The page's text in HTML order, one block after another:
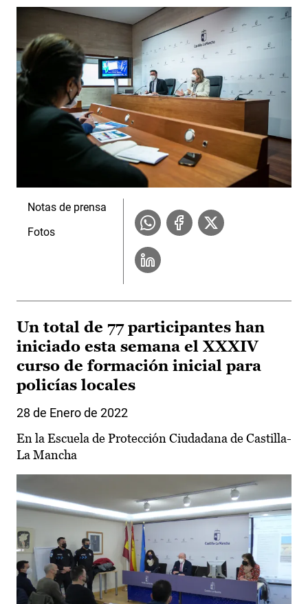
Notas de prensa
Fotos
Un total de 77 participantes han
iniciado esta semana el XXXIV
curso de formación inicial para
policías locales
28 de Enero de 2022
En la Escuela de Protección Ciudadana de Castilla-
La Mancha